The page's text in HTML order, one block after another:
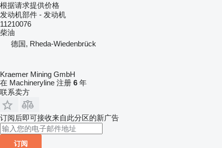
根据请求提供价格
发动机部件 - 发动机
11210076
柴油
德国, Rheda-Wiedenbrück
Kraemer Mining GmbH
在 Machineryline 注册 6 年
联系卖方
订阅后即可接收来自此分区的新广告
订阅